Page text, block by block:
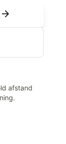
arrow_forward
afstand